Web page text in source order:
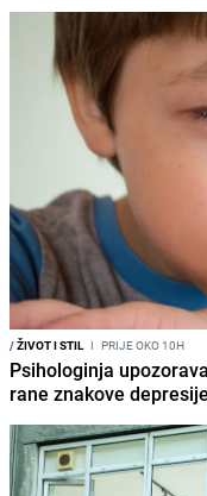
/ŽIVOT I STIL I PRIJE OKO 10H
Psihologinja
rane znakove